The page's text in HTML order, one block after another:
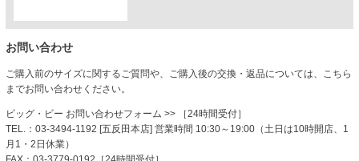
お問い合わせ
ご購入前のサイズに関するご質問や、ご購入後の交換・返品については、こちら
までお問い合わせください。
ビッグ・ビー お問い合わせフォーム >> ［24時間受付］
TEL.：03-3494-1192 [五反田本店] 営業時間 10:30～19:00（土日は10時開店、1
月1・2日休業）